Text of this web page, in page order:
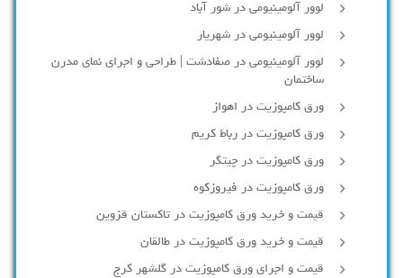
لوور آلومینیومی در شور آباد
لوور آلومينيومي در شهريار
لوور آلومینیومی در صفادشت | طراحی و اجرای نمای مدرن
ساختمان
ورق کامپوزیت در اهواز
ورق کامپوزیت در رباط کریم
ورق کامپوزیت در چیتگر
ورق کامپوزیت در فیروزکوه
قیمت و خرید ورق کامپوزیت در تاکستان قزوین
قیمت و خرید ورق کامپوزیت در طالقان
قیمت و اجرای ورق کامپوزیت در گلشهر کرج